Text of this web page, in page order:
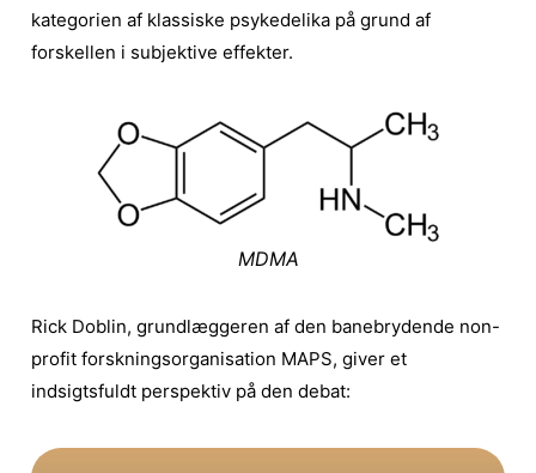
kategorien af klassiske psykedelika på grund af
forskellen i subjektive effekter.
MDMA
Rick Doblin, grundlæggeren af den banebrydende non-
profit forskningsorganisation MAPS, giver et
indsigtsfuldt perspektiv på den debat: